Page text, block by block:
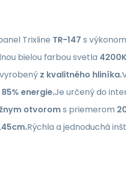
Trixline TR-147 s
bielou farbou svetla
z kvalitného hliníka.
energie.Je určený do
otvoroms priemerom
Rýchla a jednoduchá